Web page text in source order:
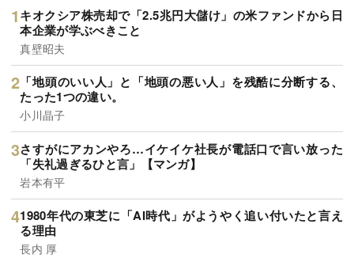
キオクシア株売却で「2.5兆円大儲け」の米ファンドから日
本企業が学ぶべきこと
真壁昭夫
「地頭のいい人」と「地頭の悪い人」を残酷に分断する、
たった1つの違い。
小川晶子
さすがにアカンやろ…イケイケ社長が電話口で言い放った
「失礼過ぎるひと言」【マンガ】
岩本有平
1980年代の東芝に「AI時代」がようやく追い付いたと言え
る理由
長内 厚